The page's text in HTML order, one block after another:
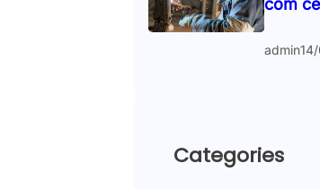
com
admin
Categories